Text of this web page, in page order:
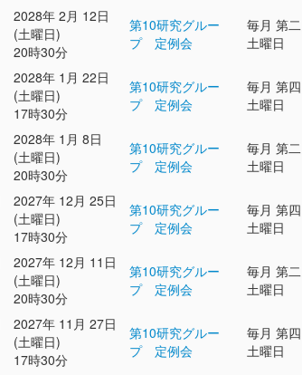
2028年 2月 12日
(土曜日)
20時30分
第10研究グルー
プ 定例会
毎月 第二
土曜日
2028年 1月 22日
(土曜日)
17時30分
第10研究グルー
プ 定例会
毎月 第四
土曜日
2028年 1月 8日
(土曜日)
20時30分
第10研究グルー
プ 定例会
毎月 第二
土曜日
2027年 12月 25日
(土曜日)
17時30分
第10研究グルー
プ 定例会
毎月 第四
土曜日
2027年 12月 11日
(土曜日)
20時30分
第10研究グルー
プ 定例会
毎月 第二
土曜日
2027年 11月 27日
(土曜日)
17時30分
第10研究グルー
プ 定例会
毎月 第四
土曜日